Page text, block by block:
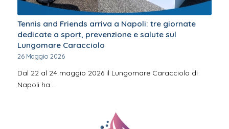
Tennis and Friends arriva a Napoli: tre giornate
dedicate a sport, prevenzione e salute sul
Lungomare Caracciolo
26 Maggio 2026
Dal 22 al 24 maggio 2026 il Lungomare Caracciolo di
Napoli ha…